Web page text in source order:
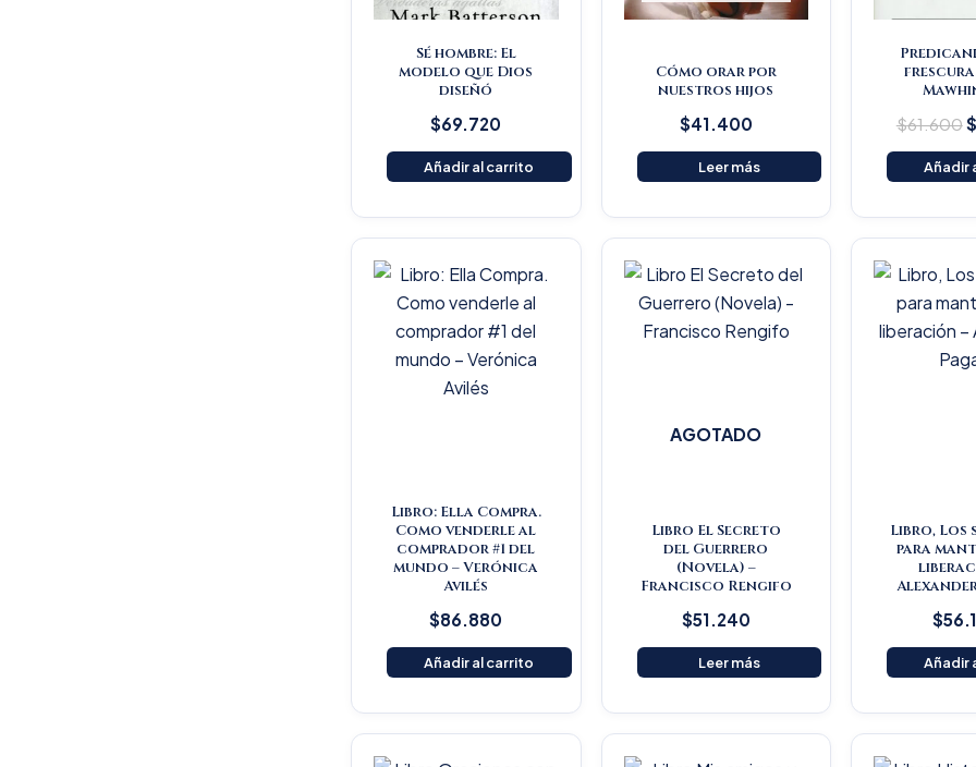
Sé hombre: El
modelo que Dios
diseñó
$69.720
Añadir al carrito
Cómo orar por
nuestros hijos
$41.400
Leer más
$61.600$
Añadir
Libro: Ella Compra.
Como venderle al
comprador #1 del
mundo – Verónica
Avilés
$86.880
Añadir al carrito
AGOTADO
Libro El Secreto
del Guerrero
(Novela) –
Francisco Rengifo
$51.240
Leer más
Libro, Los
para
$
Añadir